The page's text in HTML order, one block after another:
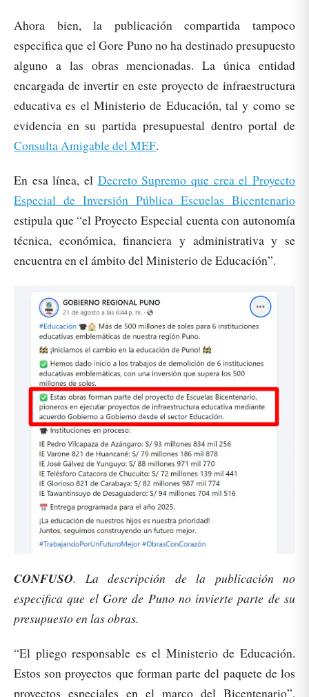
Ahora bien, la publicación compartida tampoco
especifica que el Gore Puno no ha destinado presupuesto
alguno a las obras mencionadas. La única entidad
encargada de invertir en este proyecto de infraestructura
educativa es el Ministerio de Educación, tal y como se
evidencia en su partida presupuestal dentro portal de
Consulta Amigable del MEF.
En esa línea, el Decreto Supremo que crea el Proyecto
Especial de Inversión Pública Escuelas Bicentenario
estipula que “el Proyecto Especial cuenta con autonomía
técnica, económica, financiera y administrativa y se
encuentra en el ámbito del Ministerio de Educación”.
CONFUSO. La descripción de la publicación no
especifica que el Gore de Puno no invierte parte de su
presupuesto en las obras.
“El pliego responsable es el Ministerio de Educación.
Estos son proyectos que forman parte del paquete de los
proyectos especiales en el marco del Bicentenario”,